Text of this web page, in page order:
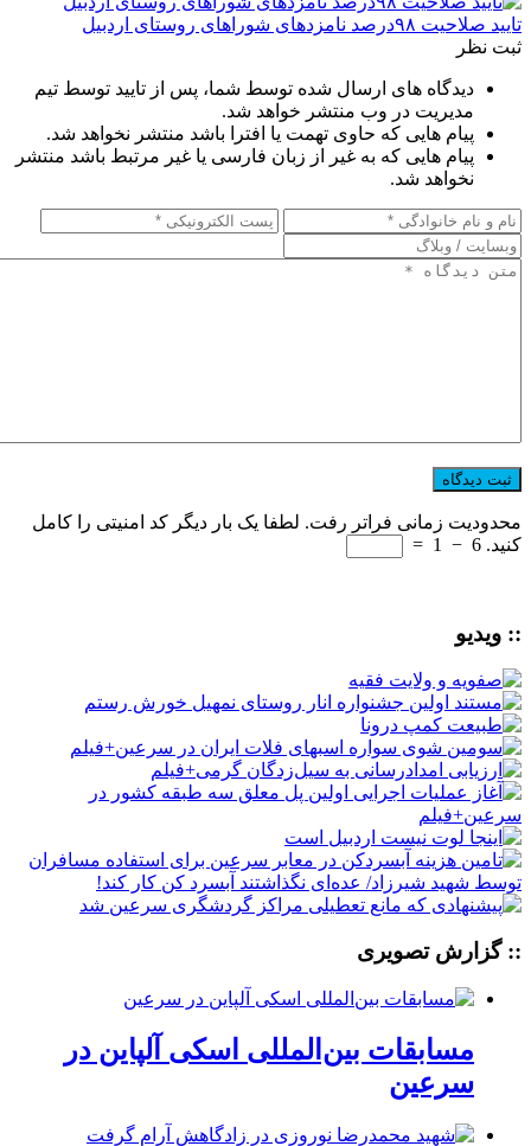
تایید صلاحیت ۹۸درصد نامزدهای شوراهای روستای اردبیل
ثبت نظر
دیدگاه های ارسال شده توسط شما، پس از تایید توسط تیم
مدیریت در وب منتشر خواهد شد.
پیام هایی که حاوی تهمت یا افترا باشد منتشر نخواهد شد.
پیام هایی که به غیر از زبان فارسی یا غیر مرتبط باشد منتشر
نخواهد شد.
محدودیت زمانی فراتر رفت. لطفا یک بار دیگر کد امنیتی را کامل
کنید. 6
−
1
=
:: ویدیو
:: گزارش تصویری
مسابقات بین‌المللی اسکی آلپاین در
سرعین